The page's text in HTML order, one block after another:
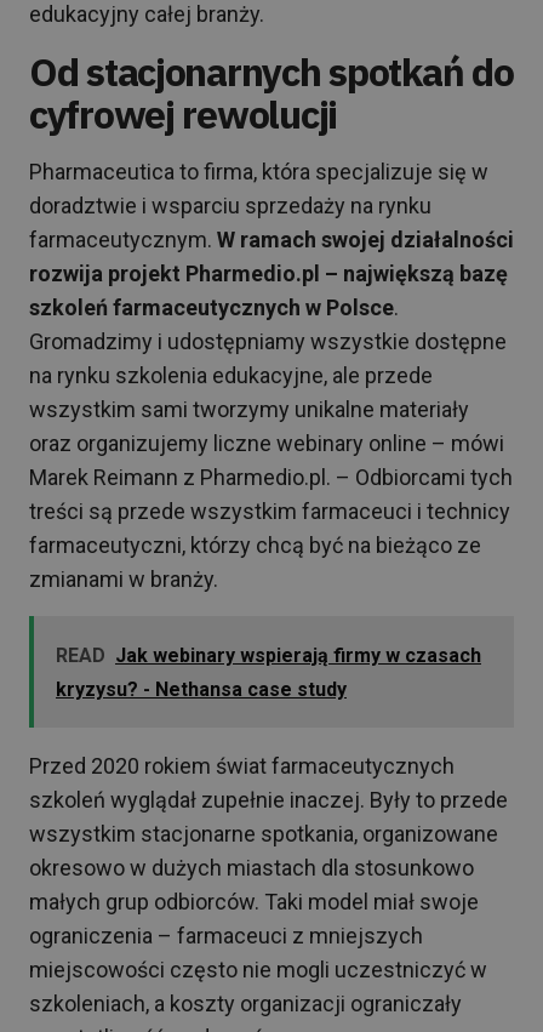
edukacyjny całej branży.
Od stacjonarnych spotkań do
cyfrowej rewolucji
Pharmaceutica to firma, która specjalizuje się w
doradztwie i wsparciu sprzedaży na rynku
farmaceutycznym. W ramach swojej działalności
rozwija projekt Pharmedio.pl – największą bazę
szkoleń farmaceutycznych w Polsce.
Gromadzimy i udostępniamy wszystkie dostępne
na rynku szkolenia edukacyjne, ale przede
wszystkim sami tworzymy unikalne materiały
oraz organizujemy liczne webinary online – mówi
Marek Reimann z Pharmedio.pl. – Odbiorcami tych
treści są przede wszystkim farmaceuci i technicy
farmaceutyczni, którzy chcą być na bieżąco ze
zmianami w branży.
READ Jak webinary wspierają firmy w czasach
kryzysu? - Nethansa case study
Przed 2020 rokiem świat farmaceutycznych
szkoleń wyglądał zupełnie inaczej. Były to przede
wszystkim stacjonarne spotkania, organizowane
okresowo w dużych miastach dla stosunkowo
małych grup odbiorców. Taki model miał swoje
ograniczenia – farmaceuci z mniejszych
miejscowości często nie mogli uczestniczyć w
szkoleniach, a koszty organizacji ograniczały